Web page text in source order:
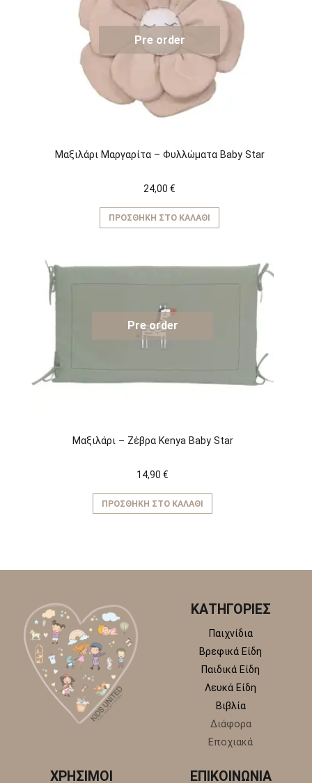
Pre order
Μαξιλάρι Μαργαρίτα – Φυλλώματα Baby Star
24,00 €
ΠΡΟΣΘΉΚΗ ΣΤΟ ΚΑΛΆΘΙ
Pre order
Μαξιλάρι – Ζέβρα Kenya Baby Star
14,90 €
ΠΡΟΣΘΉΚΗ ΣΤΟ ΚΑΛΆΘΙ
ΚΑΤΗΓΟΡΙΕΣ
Παιχνίδια
Βρεφικά Είδη
Παιδικά Είδη
Λευκά Είδη
Βιβλία
Διάφορα
Εποχιακά
ΧΡΗΣΙΜΟΙ ΕΠΙΚΟΙΝΩΝΙΑ